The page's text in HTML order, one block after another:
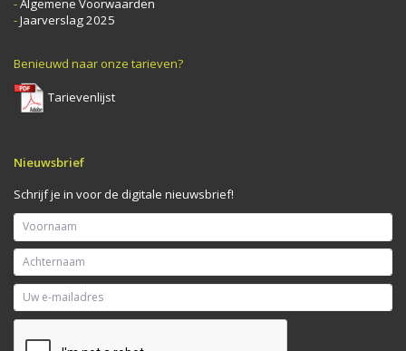
-Algemene Voorwaarden
-Jaarverslag 2025
Benieuwd naar onze tarieven?
Tarievenlijst
Nieuwsbrief
Schrijf je in voor de digitale nieuwsbrief!